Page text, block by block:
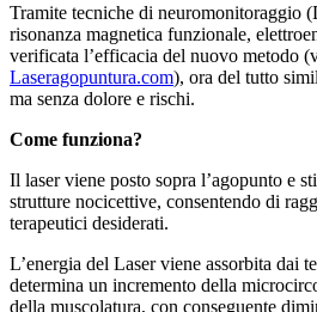
Tramite tecniche di neuromonitoraggio
risonanza magnetica funzionale,
verificata l’efficacia del nuovo metodo
Laseragopuntura.com), ora del tutto
ma senza dolore e rischi.
Come funziona?
Il laser viene posto sopra l’agopunto e
strutture nocicettive, consentendo di
terapeutici desiderati.
L’energia del Laser viene assorbita dai
determina un incremento della
della muscolatura, con conseguente